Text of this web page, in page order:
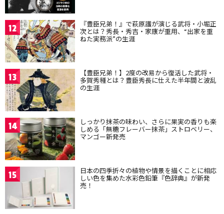
12 『豊臣兄弟！』で萩原護が演じる武将・小堀正
次とは？秀長・秀吉・家康が重用、“出家を重
ねた実務派”の生涯
13 【豊臣兄弟！】2度の改易から復活した武将・
多賀秀種とは？豊臣秀長に仕えた半年間と波乱
の生涯
14 しっかり抹茶の味わい、さらに果実の香りも楽
しめる「無糖フレーバー抹茶」ストロベリー、
マンゴー新発売
15 日本の四季折々の植物や情景を描くことに相応
しい色を集めた水彩色鉛筆『色辞典』が新発
売！